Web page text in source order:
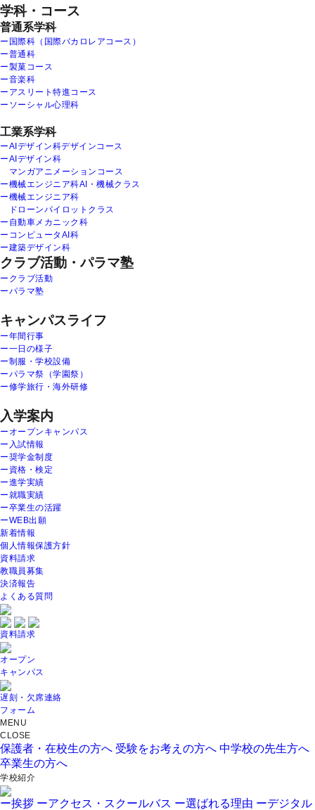
学科・コース
普通系学科
ー国際科（国際バカロレアコース）
ー普通科
ー製菓コース
ー音楽科
ーアスリート特進コース
ーソーシャル心理科
工業系学科
ーAIデザイン科デザインコース
ーAIデザイン科
マンガアニメーションコース
ー機械エンジニア科AI・機械クラス
ー機械エンジニア科
ドローンパイロットクラス
ー自動車メカニック科
ーコンピュータAI科
ー建築デザイン科
クラブ活動・パラマ塾
ークラブ活動
ーパラマ塾
キャンパスライフ
ー年間行事
ー一日の様子
ー制服・学校設備
ーパラマ祭（学園祭）
ー修学旅行・海外研修
入学案内
ーオープンキャンパス
ー入試情報
ー奨学金制度
ー資格・検定
ー進学実績
ー就職実績
ー卒業生の活躍
ーWEB出願
新着情報
個人情報保護方針
資料請求
教職員募集
決済報告
よくある質問
資料請求
オープン
キャンパス
遅刻・欠席連絡
フォーム
MENU
CLOSE
保護者・在校生の方へ 受験をお考えの方へ 中学校の先生方へ
卒業生の方へ
学校紹介
ー挨拶 ーアクセス・スクールバス ー選ばれる理由 ーデジタル